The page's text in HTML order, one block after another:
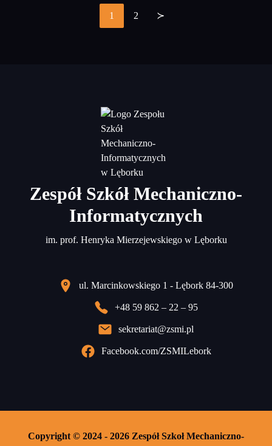
Stronicowanie
1 2 ≻
Zespół Szkół Mechaniczno-
Informatycznych
im. prof. Henryka Mierzejewskiego w Lęborku
ul. Marcinkowskiego 1 - Lębork 84-300
+48 59 862 – 22 – 95
sekretariat@zsmi.pl
Facebook.com/ZSMILebork
Copyright © 2024 - 2026 Zespół Szkoł Mechaniczno-